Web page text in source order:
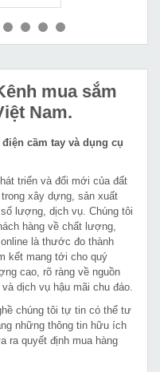
MUA NGAY
mua sắm
Nam.
cầm tay và dụng cụ
triển và đổi mới của đất
xây dựng, sản xuất
lượng, dịch vụ. Chúng tôi
hàng về chất lượng,
là thước đo thành
kết mang tới cho quý
cao, rõ ràng về nguồn
dịch vụ hậu mãi chu đáo.
chúng tôi tự tin có thể tư
những thông tin hữu ích
ra quyết định mua hàng